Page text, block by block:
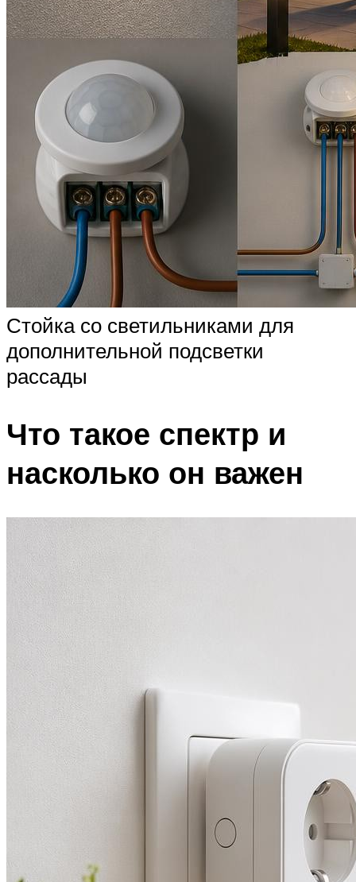
Стойка со светильниками для
дополнительной подсветки
рассады
Что такое спектр и
насколько он важен